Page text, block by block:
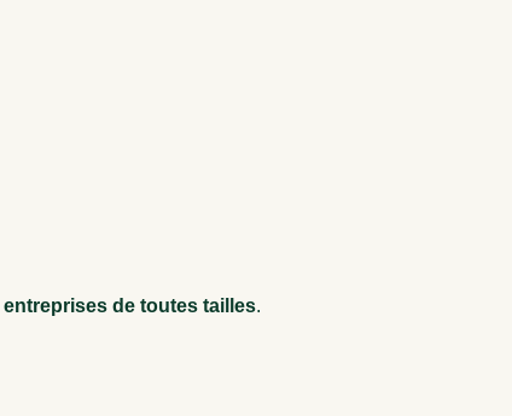
entreprises de toutes tailles.